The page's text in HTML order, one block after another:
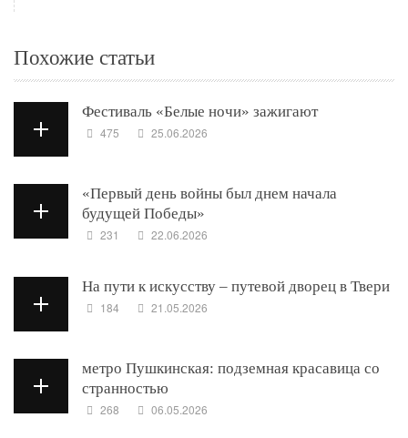
Похожие статьи
Фестиваль «Белые ночи» зажигают
475 25.06.2026
«Первый день войны был днем начала
будущей Победы»
231 22.06.2026
На пути к искусству – путевой дворец в Твери
184 21.05.2026
метро Пушкинская: подземная красавица со
странностью
268 06.05.2026